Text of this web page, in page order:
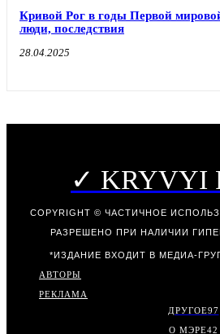
Кривой Рог в годы Первой
люди, последствия
28.04.2025
✓ KRYVYI
COPYRIGHT © ЧАСТИЧНОЕ
РАЗРЕШЕНО ПРИ НАЛИЧИИ
*ИЗДАНИЕ ВХОДИТ В МЕДИА-
АВТОРЫ
РЕКЛАМА
ДРУГОЕ97
О МЭРЕ42